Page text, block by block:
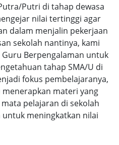
Putri di tahap dewasa
nilai tertinggi agar
dalam menjalin pekerjaan
sekolah nantinya, kami
Berpengalaman untuk
tahap SMA/U di
fokus pembelajaranya,
menerapkan materi yang
pelajaran di sekolah
meningkatkan nilai